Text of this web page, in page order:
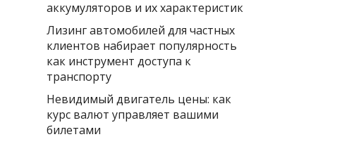
аккумуляторов и их характеристик
Лизинг автомобилей для частных
клиентов набирает популярность
как инструмент доступа к
транспорту
Невидимый двигатель цены: как
курс валют управляет вашими
билетами